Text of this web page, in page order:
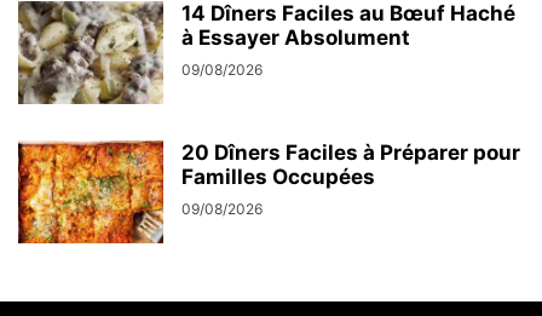
14 Dîners Faciles au Bœuf Haché
à Essayer Absolument
09/08/2026
20 Dîners Faciles à Préparer pour
Familles Occupées
09/08/2026